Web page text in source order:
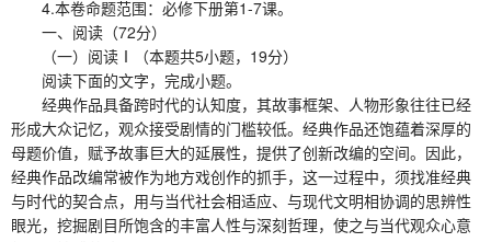
4.本卷命题范围：必修下册第1-7课。
一、阅读（72分）
（一）阅读Ⅰ（本题共5小题，19分）
阅读下面的文字，完成小题。
经典作品具备跨时代的认知度，其故事框架、人物形象往往已经
形成大众记忆，观众接受剧情的门槛较低。经典作品还饱蕴着深厚的
母题价值，赋予故事巨大的延展性，提供了创新改编的空间。因此，
经典作品改编常被作为地方戏创作的抓手，这一过程中，须找准经典
与时代的契合点，用与当代社会相适应、与现代文明相协调的思辨性
眼光，挖掘剧目所饱含的丰富人性与深刻哲理，使之与当代观众心意